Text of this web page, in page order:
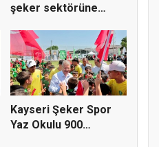
şeker sektörüne
Kayseri Şeker Spor
Yaz Okulu 900